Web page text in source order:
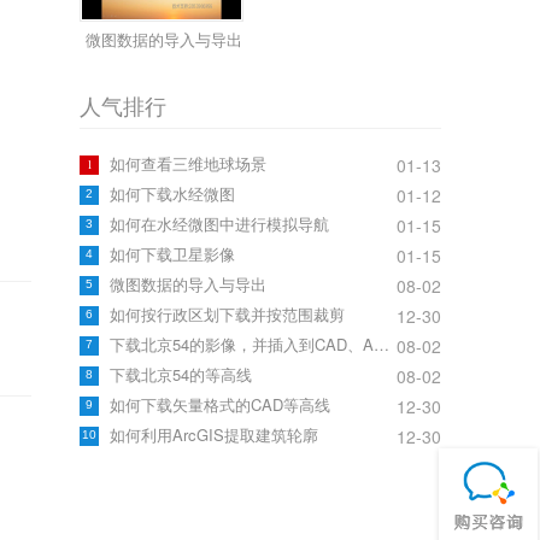
微图数据的导入与导出
人气排行
01-13
1 如何查看三维地球场景
01-12
2 如何下载水经微图
01-15
3 如何在水经微图中进行模拟导航
01-15
4 如何下载卫星影像
08-02
5 微图数据的导入与导出
12-30
6 如何按行政区划下载并按范围裁剪
08-02
7 下载北京54的影像，并插入到CAD、ArcGIS中
08-02
8 下载北京54的等高线
12-30
9 如何下载矢量格式的CAD等高线
12-30
10 如何利用ArcGIS提取建筑轮廓
上一篇： 下载北京54的等高线
下一篇： 水经注万能地图下载器导出瓦片参数说明